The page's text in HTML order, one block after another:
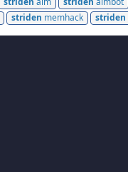
striden memhack striden